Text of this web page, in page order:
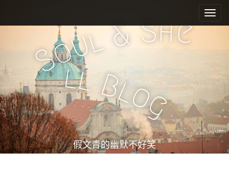
e
n
u
i
c
n
t
e
n
t
S
oul&She
ll Blog
假文青的幽默不好笑